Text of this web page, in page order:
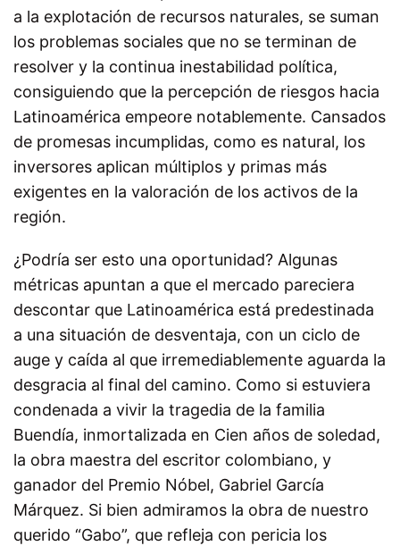
a la explotación de recursos naturales, se suman
los problemas sociales que no se terminan de
resolver y la continua inestabilidad política,
consiguiendo que la percepción de riesgos hacia
Latinoamérica empeore notablemente. Cansados
de promesas incumplidas, como es natural, los
inversores aplican múltiplos y primas más
exigentes en la valoración de los activos de la
región.
¿Podría ser esto una oportunidad? Algunas
métricas apuntan a que el mercado pareciera
descontar que Latinoamérica está predestinada
a una situación de desventaja, con un ciclo de
auge y caída al que irremediablemente aguarda la
desgracia al final del camino. Como si estuviera
condenada a vivir la tragedia de la familia
Buendía, inmortalizada en Cien años de soledad,
la obra maestra del escritor colombiano, y
ganador del Premio Nóbel, Gabriel García
Márquez. Si bien admiramos la obra de nuestro
querido “Gabo”, que refleja con pericia los